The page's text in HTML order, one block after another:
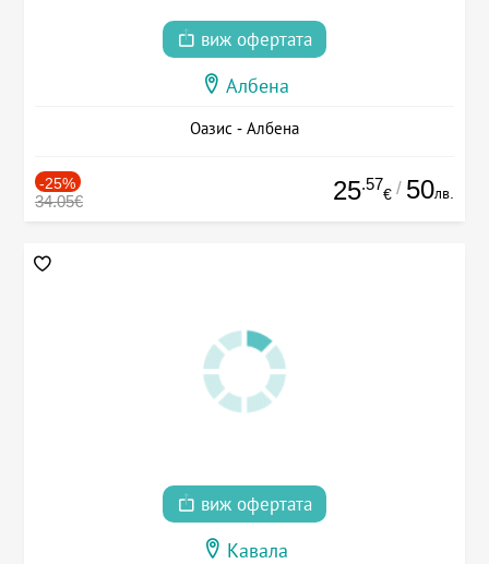
виж офертата
Албена
Оазис - Албена
-25%
34.05€ 25.57
€ / 50лв.
виж офертата
Кавала